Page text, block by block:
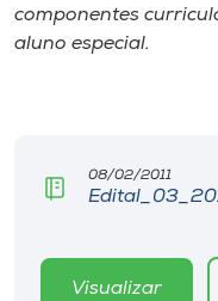
Biblioteca
Rádio
Museu
componentes
aluno especial.
08/02/2011
Visualizar